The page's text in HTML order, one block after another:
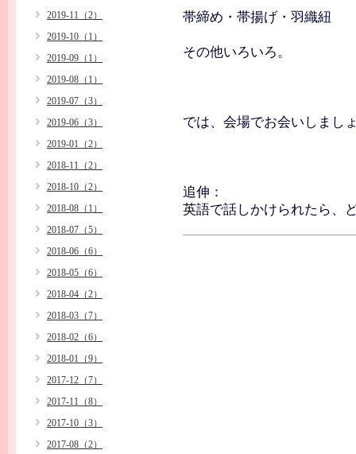
帯締め・帯揚げ・羽織紐
その他いろいろ。
では、会場でお会いしまし
追伸：
英語で話しかけられたら、
2019-11（2）
2019-10（1）
2019-09（1）
2019-08（1）
2019-07（3）
2019-06（3）
2019-01（2）
2018-11（2）
2018-10（2）
2018-08（1）
2018-07（5）
2018-06（6）
2018-05（6）
2018-04（2）
2018-03（7）
2018-02（6）
2018-01（9）
2017-12（7）
2017-11（8）
2017-10（3）
2017-08（2）